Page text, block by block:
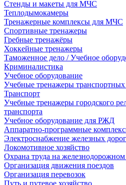
Стенды и макеты для МЧС
Теплодымокамеры
Тренажерные комплексы для МЧС
Спортивные тренажеры
Гребные тренажёры
Хоккейные тренажеры
Таможенное дело / Учебное
Криминалистика
Учебное оборудование
Учебные тренажеры
Транспорт
Учебные тренажеры городского
транспорта
Учебное оборудование для РЖД
Аппаратно-программные
Электроснабжение железных дорог
Локомотивное хозяйство
Охрана труда на железнодорожном
Организация движения поездов
Организация перевозок
Путь и путевое хозяйство